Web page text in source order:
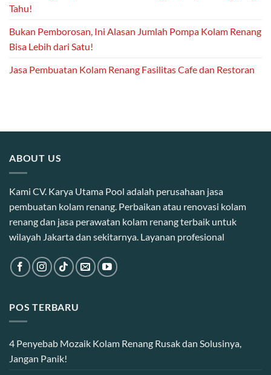
Tahu!
Bukan Pemborosan, Ini Alasan Jumlah Pompa Kolam Renang
Bisa Lebih dari Satu!
Jasa Pembuatan Kolam Renang Fasilitas Cafe dan Restoran
ABOUT US
Kami CV. Karya Utama Pool adalah perusahaan jasa
pembuatan kolam renang. Perbaikan atau renovasi kolam
renang dan jasa perawatan kolam renang terbaik untuk
wilayah Jakarta dan sekitarnya. Layanan profesional
POS TERBARU
4 Penyebab Mozaik Kolam Renang Rusak dan Solusinya,
Jangan Panik!